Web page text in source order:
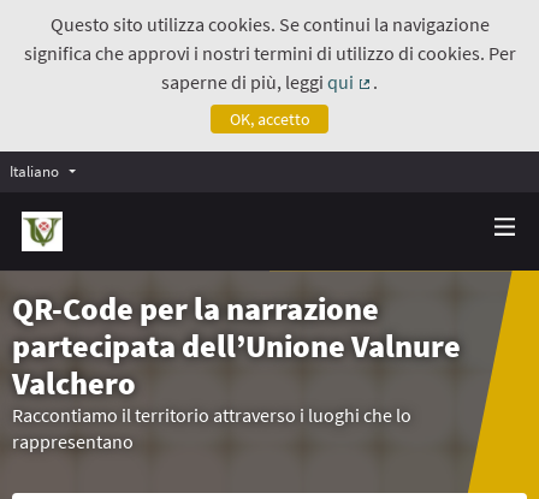
Questo sito utilizza cookies. Se continui la navigazione
significa che approvi i nostri termini di utilizzo di cookies. Per
saperne di più, leggiqui
.
OK, accetto
Italiano
QR-Code per la narrazione
partecipata dell’Unione Valnure
Valchero
Raccontiamo il territorio attraverso i luoghi che lo
rappresentano